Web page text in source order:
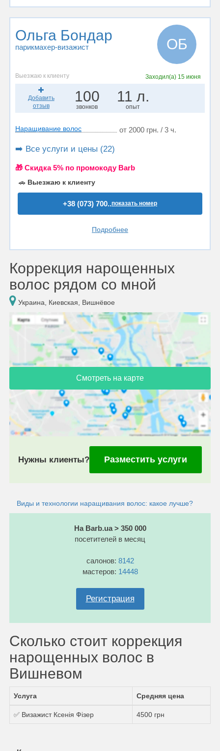
Ольга Бондар
парикмахер-визажист ОБ
Выезжаю к клиенту Заходил(а) 15 июня
Добавить
отзыв
100
звонков
11 л.
опыт
Наращивание волос от 2000 грн. / 3 ч.
➡️ Все услуги и цены (22)
🎁 Cкидка 5% по промокоду Barb
🚗 Выезжаю к клиенту
+38 (073) 700..показать номер
Подробнее
Коррекция нарощенных
волос рядом со мной
Украина, Киевская, Вишнёвое
Смотреть на карте
Нужны клиенты? Разместить услуги
Виды и технологии наращивания волос: какое лучше?
На Barb.ua > 350 000
посетителей в месяц
салонов: 8142
мастеров: 14448
Регистрация
Сколько стоит коррекция
нарощенных волос в
Вишневом
Услуга Средняя цена
✅ Визажист Ксенія Фізер 4500 грн